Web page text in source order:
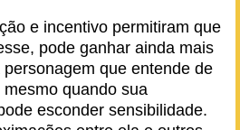
e incentivo permitiram que
pode ganhar ainda mais
que entende de
quando sua
esconder sensibilidade.